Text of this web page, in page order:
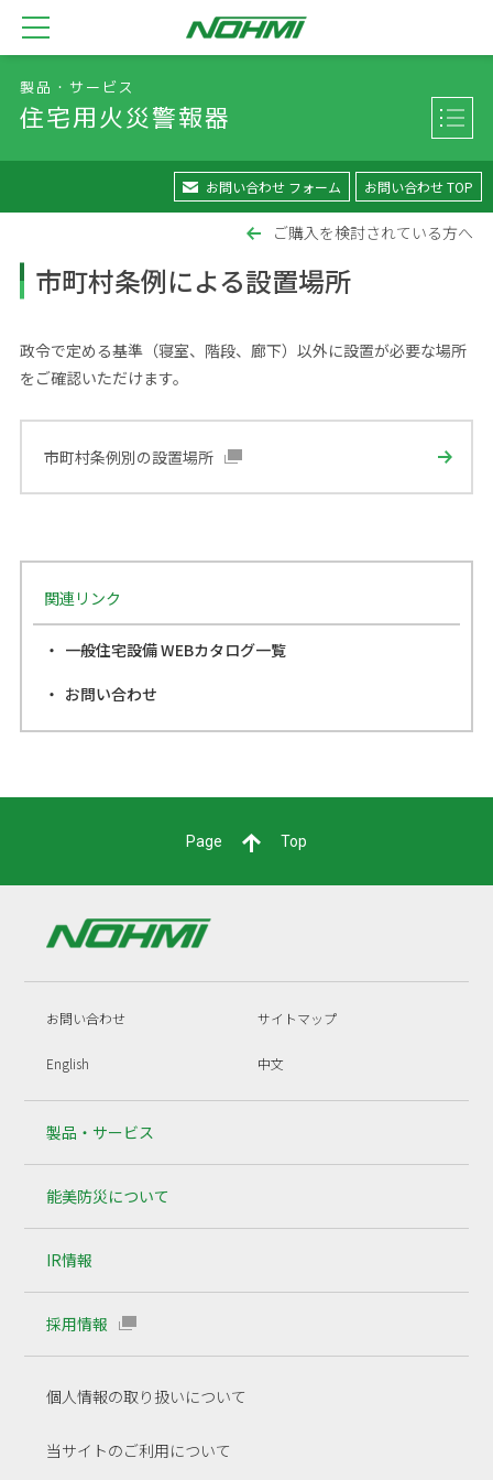
製品・サービス
住宅用火災警報器
お問い合わせ フォーム お問い合わせ TOP
ご購入を検討されている方へ
市町村条例による設置場所
政令で定める基準（寝室、階段、廊下）以外に設置が必要な場所
をご確認いただけます。
市町村条例別の設置場所
関連リンク
一般住宅設備 WEBカタログ一覧
お問い合わせ
Page Top
お問い合わせ サイトマップ
English 中文
製品・サービス
能美防災について
IR情報
採用情報
個人情報の取り扱いについて
当サイトのご利用について